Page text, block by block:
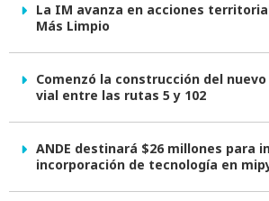
La IM avanza en acciones
Más Limpio
Comenzó la construcción del
vial entre las rutas 5 y 102
ANDE destinará $26 millones para
incorporación de tecnología en